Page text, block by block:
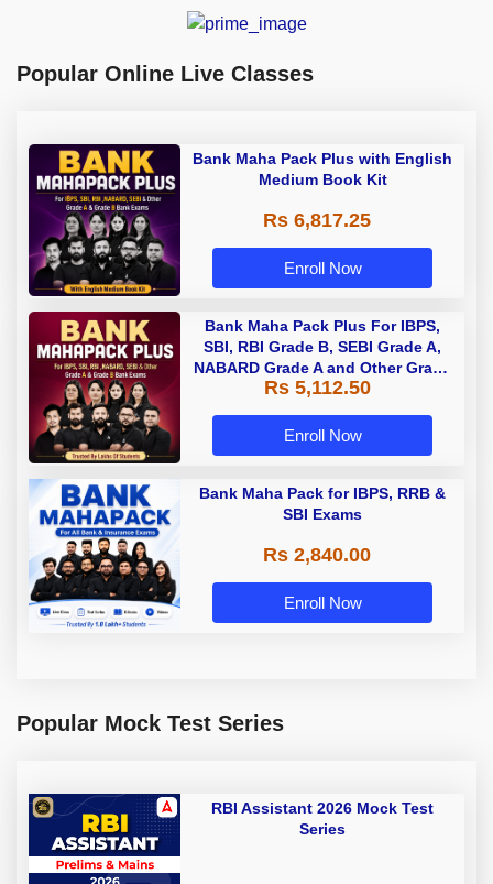
Popular Online Live Classes
Bank Maha Pack Plus with English
Medium Book Kit
Rs 6,817.25
Enroll Now
Bank Maha Pack Plus For IBPS,
SBI, RBI Grade B, SEBI Grade A,
NABARD Grade A and Other Grade
A & Grade B Bank Exams
Rs 5,112.50
Enroll Now
Bank Maha Pack for IBPS, RRB &
SBI Exams
Rs 2,840.00
Enroll Now
Popular Mock Test Series
RBI Assistant 2026 Mock Test
Series